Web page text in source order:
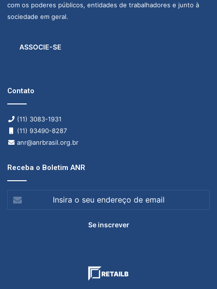
com os poderes públicos, entidades de trabalhadores e junto à
sociedade em geral.
ASSOCIE-SE
Contato
(11) 3083-1931
(11) 93490-8287
anr@anrbrasil.org.br
Receba o Boletim ANR